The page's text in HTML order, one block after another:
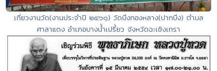
เที่ยวงานวัด(งานประจำปี ๒๕๖๑) วัดบึงทองหลาง(ปากบึง) ตำบล
ศาลาแดง อำเภอบางน้ำเปรี้ยว จังหวัดฉะเชิงเทรา